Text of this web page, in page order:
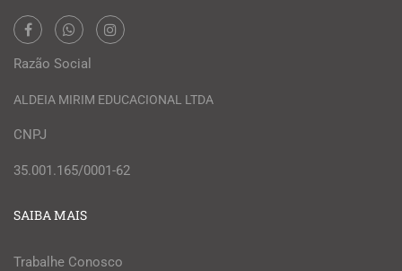
Razão Social
ALDEIA MIRIM EDUCACIONAL LTDA
CNPJ
35.001.165/0001-62
SAIBA MAIS
Trabalhe Conosco